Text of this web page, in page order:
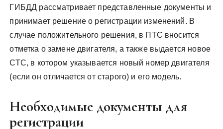
ГИБДД рассматривает представленные документы и
принимает решение о регистрации изменений. В
случае положительного решения, в ПТС вносится
отметка о замене двигателя, а также выдается новое
СТС, в котором указывается новый номер двигателя
(если он отличается от старого) и его модель.
Необходимые документы для
регистрации